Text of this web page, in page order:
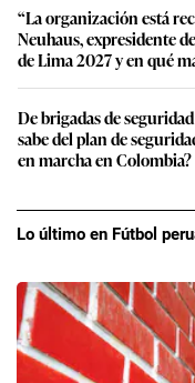
“La organización está
Neuhaus, expresidente
de Lima 2027 y en qué
De brigadas de
sabe del plan de
en marcha en Colombia?
Lo último en Fútbol